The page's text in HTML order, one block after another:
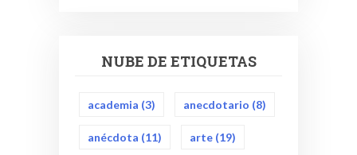
NUBE DE ETIQUETAS
academia (3) anecdotario (8)
anécdota (11) arte (19)